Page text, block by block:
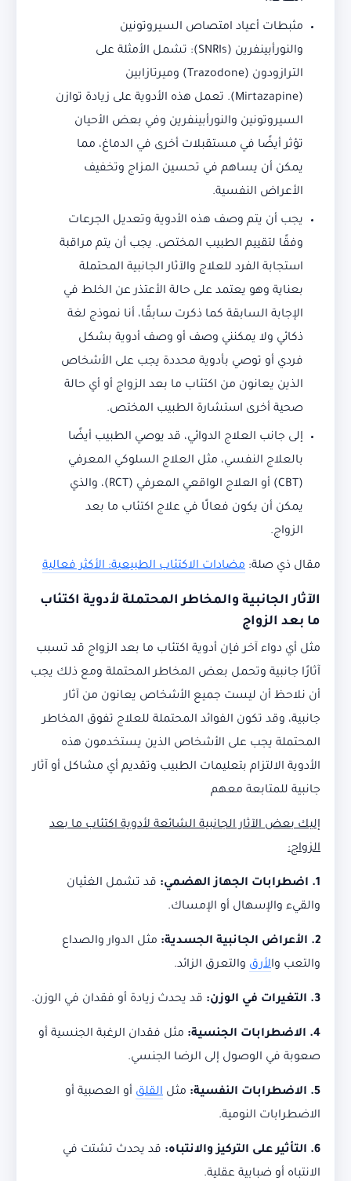
مثبطات أعياد امتصاص السيروتونين
والنورأبينفرين (SNRIs): تشمل الأمثلة على
الترازودون (Trazodone) وميرتازابين
(Mirtazapine). تعمل هذه الأدوية على زيادة توازن
السيروتونين والنورأبينفرين وفي بعض الأحيان
تؤثر أيضًا في مستقبلات أخرى في الدماغ، مما
يمكن أن يساهم في تحسين المزاج وتخفيف
الأعراض النفسية.
يجب أن يتم وصف هذه الأدوية وتعديل الجرعات
وفقًا لتقييم الطبيب المختص. يجب أن يتم مراقبة
استجابة الفرد للعلاج والآثار الجانبية المحتملة
بعناية وهو يعتمد على حالة الأعتذر عن الخلط في
الإجابة السابقة كما ذكرت سابقًا، أنا نموذج لغة
ذكائي ولا يمكنني وصف أو وصف أدوية بشكل
فردي أو توصي بأدوية محددة يجب على الأشخاص
الذين يعانون من اكتئاب ما بعد الزواج أو أي حالة
صحية أخرى استشارة الطبيب المختص.
إلى جانب العلاج الدوائي، قد يوصي الطبيب أيضًا
بالعلاج النفسي، مثل العلاج السلوكي المعرفي
(CBT) أو العلاج الواقعي المعرفي (RCT)، والذي
يمكن أن يكون فعالًا في علاج اكتئاب ما بعد
الزواج.
مقال ذي صلة: مضادات الاكتئاب الطبيعية: الأكثر فعالية
الآثار الجانبية والمخاطر المحتملة لأدوية اكتئاب
ما بعد الزواج
مثل أي دواء آخر فإن أدوية اكتئاب ما بعد الزواج قد تسبب
آثارًا جانبية وتحمل بعض المخاطر المحتملة ومع ذلك يجب
أن نلاحظ أن ليست جميع الأشخاص يعانون من آثار
جانبية، وقد تكون الفوائد المحتملة للعلاج تفوق المخاطر
المحتملة يجب على الأشخاص الذين يستخدمون هذه
الأدوية الالتزام بتعليمات الطبيب وتقديم أي مشاكل أو آثار
جانبية للمتابعة معهم
إليك بعض الآثار الجانبية الشائعة لأدوية اكتئاب ما بعد
الزواج:
1. اضطرابات الجهاز الهضمي:
قد تشمل الغثيان
والقيء والإسهال أو الإمساك.
2. الأعراض الجانبية الجسدية:
مثل الدوار والصداع
والتعب والأرق والتعرق الزائد.
3. التغيرات في الوزن: قد يحدث زيادة أو فقدان في الوزن.
4. الاضطرابات الجنسية:
مثل فقدان الرغبة الجنسية أو
صعوبة في الوصول إلى الرضا الجنسي.
5. الاضطرابات النفسية: مثل القلق أو العصبية أو
الاضطرابات النومية.
6. التأثير على التركيز والانتباه:
قد يحدث تشتت في
الانتباه أو ضبابية عقلية.